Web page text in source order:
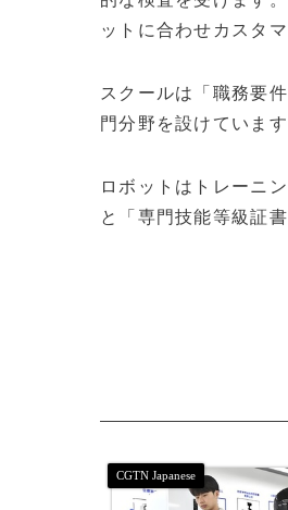
ットに合わせカスタ
スクールは「職務要
門分野を設けています
ロボットはトレーニ
と「専門技能等級証